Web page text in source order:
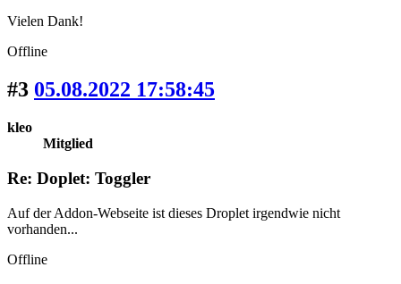
Vielen Dank!
Offline
#3 05.08.2022 17:58:45
kleo
Mitglied
Re: Doplet: Toggler
Auf der Addon-Webseite ist dieses Droplet irgendwie nicht
vorhanden...
Offline